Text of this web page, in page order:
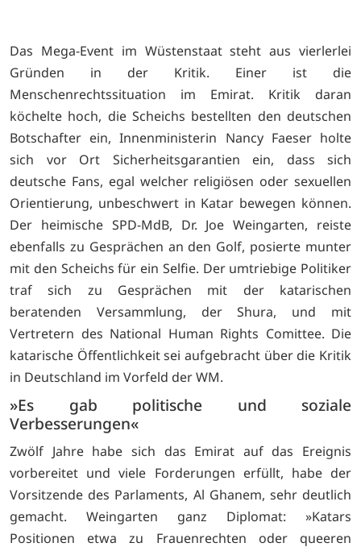
Das Mega-Event im Wüstenstaat steht aus vierlerlei
Gründen in der Kritik. Einer ist die
Menschenrechtssituation im Emirat. Kritik daran
köchelte hoch, die Scheichs bestellten den deutschen
Botschafter ein, Innenministerin Nancy Faeser holte
sich vor Ort Sicherheitsgarantien ein, dass sich
deutsche Fans, egal welcher religiösen oder sexuellen
Orientierung, unbeschwert in Katar bewegen können.
Der heimische SPD-MdB, Dr. Joe Weingarten, reiste
ebenfalls zu Gesprächen an den Golf, posierte munter
mit den Scheichs für ein Selfie. Der umtriebige Politiker
traf sich zu Gesprächen mit der katarischen
beratenden Versammlung, der Shura, und mit
Vertretern des National Human Rights Comittee. Die
katarische Öffentlichkeit sei aufgebracht über die Kritik
in Deutschland im Vorfeld der WM.
»Es gab politische und soziale
Verbesserungen«
Zwölf Jahre habe sich das Emirat auf das Ereignis
vorbereitet und viele Forderungen erfüllt, habe der
Vorsitzende des Parlaments, Al Ghanem, sehr deutlich
gemacht. Weingarten ganz Diplomat: »Katars
Positionen etwa zu Frauenrechten oder queeren